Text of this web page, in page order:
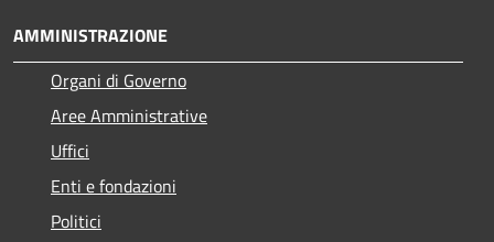
AMMINISTRAZIONE
Organi di Governo
Aree Amministrative
Uffici
Enti e fondazioni
Politici